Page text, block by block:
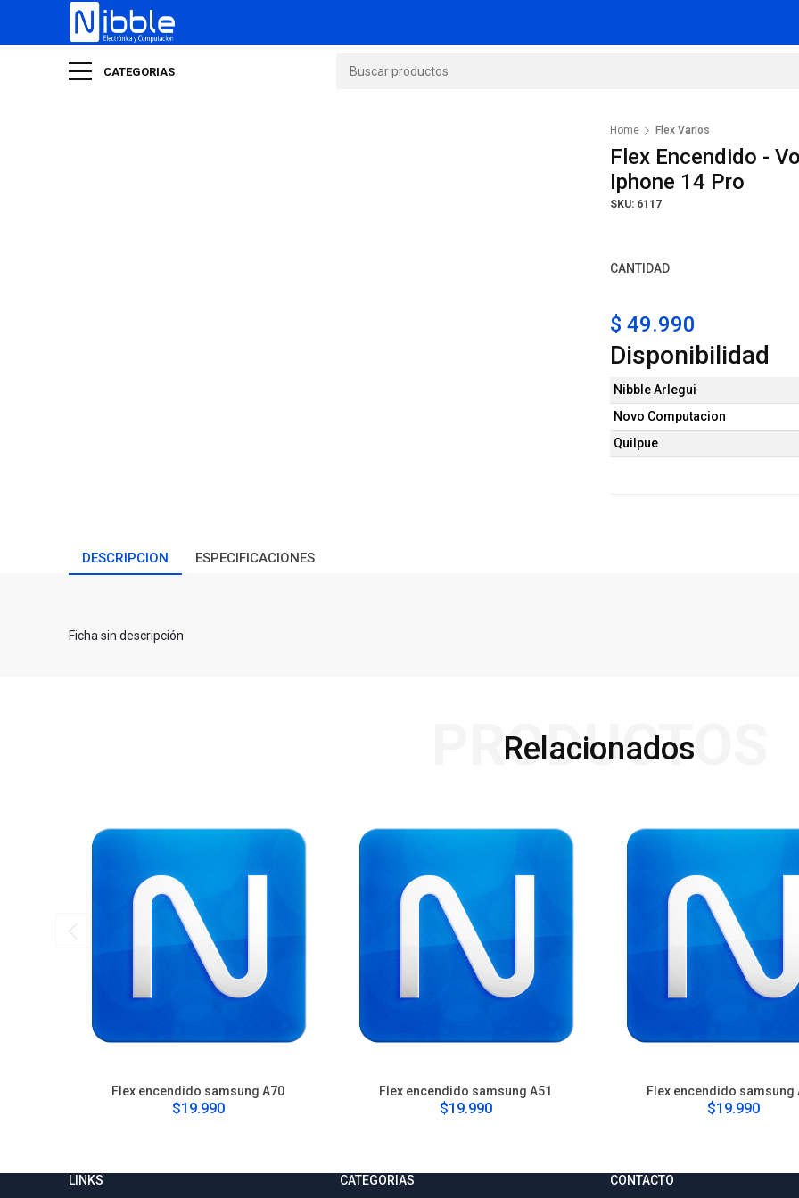
CATEGORIAS
Home Flex Varios
Flex Encendido -
Iphone 14 Pro
SKU: 6117
CANTIDAD
$ 49.990
Disponibilidad
Nibble Arlegui
Novo Computacion
Quilpue
DESCRIPCION ESPECIFICACIONES
Ficha sin descripción
Relacionados
PRODUCTOS
Flex encendido samsung A70
$19.990
Flex encendido samsung A51
$19.990
Flex encendido samsung
$19.990
LINKS CATEGORIAS CONTACTO